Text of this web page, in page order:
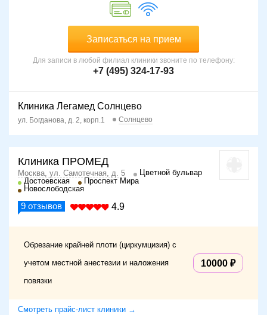
Записаться на прием
Для записи в любой филиал клиники звоните по телефону:
+7 (495) 324-17-93
Клиника Легамед Солнцево
ул. Богданова, д. 2, корп.1 Солнцево
Клиника ПРОМЕД
Москва, ул. Самотечная, д. 5
Цветной бульвар
Достоевская
Проспект Мира
Новослободская
9 отзывов 4.9
Обрезание крайней плоти (циркумцизия) с
учетом местной анестезии и наложения
повязки
10000
Смотреть прайс-лист клиники →